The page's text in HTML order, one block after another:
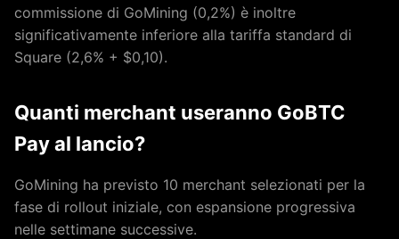
commissione di GoMining (0,2%) è inoltre
significativamente inferiore alla tariffa standard di
Square (2,6% + $0,10).
Quanti merchant useranno GoBTC
Pay al lancio?
GoMining ha previsto 10 merchant selezionati per la
fase di rollout iniziale, con espansione progressiva
nelle settimane successive.